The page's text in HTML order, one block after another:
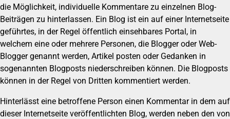
die Möglichkeit, individuelle Kommentare zu einzelnen Blog-
Beiträgen zu hinterlassen. Ein Blog ist ein auf einer Internetseite
geführtes, in der Regel öffentlich einsehbares Portal, in
welchem eine oder mehrere Personen, die Blogger oder Web-
Blogger genannt werden, Artikel posten oder Gedanken in
sogenannten Blogposts niederschreiben können. Die Blogposts
können in der Regel von Dritten kommentiert werden.
Hinterlässt eine betroffene Person einen Kommentar in dem auf
dieser Internetseite veröffentlichten Blog, werden neben den von